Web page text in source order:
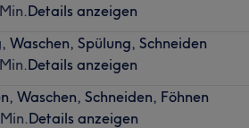
Details anzeigen
Waschen, Spülung, Schneiden
Details anzeigen
Waschen, Schneiden, Föhnen
Details anzeigen